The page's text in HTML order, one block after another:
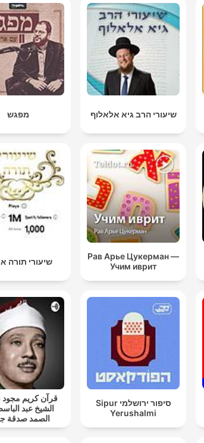
שיעורי הרב גיא אלאלוף מפגש
Рав Арье Цукерман —
Учим иврит
שיעורי תורה
סיפור ירושלמי Sipur
Yerushalmi
قرآن كريم
الشيخ عبد
الصمد صدقة